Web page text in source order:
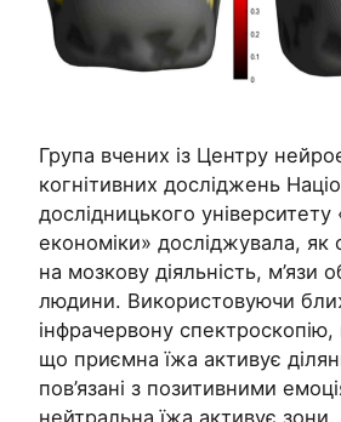
Група вчених із Центру
когнітивних досліджень
дослідницького
економіки» досліджувала, як
на мозкову діяльність, м’язи
людини. Використовуючи
інфрачервону
що приємна їжа активує
пов’язані з позитивними
нейтральна їжа активує зони,